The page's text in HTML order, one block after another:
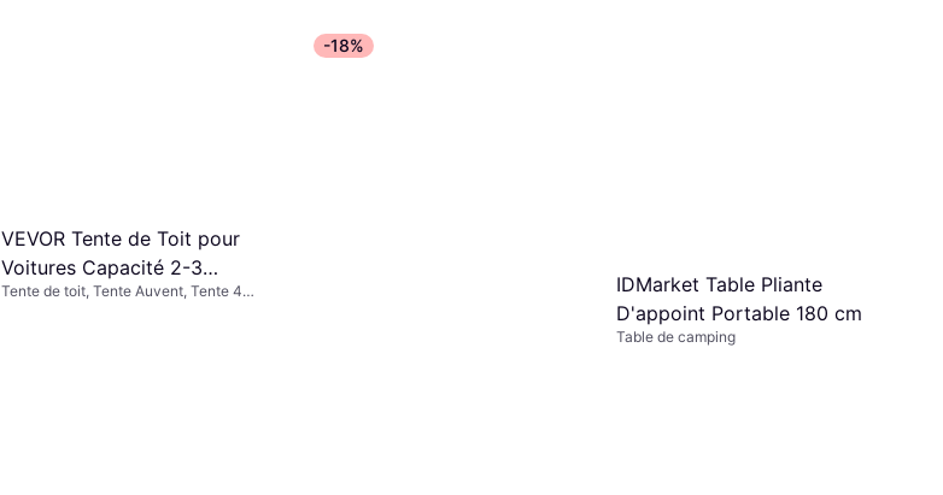
VEVOR Tente de Toit pour
Voitures Capacité 2-3
Étanche
Tente de toit, Tente Auvent, Tente 4
-18%
IDMarket Table Pliante
D'appoint Portable 180 cm
Table de camping